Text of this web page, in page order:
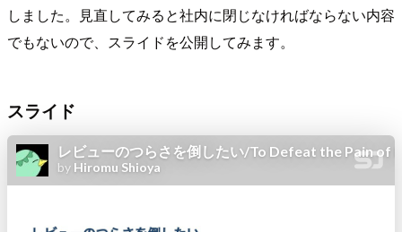
しました。見直してみると社内に閉じなければならない内容
でもないので、スライドを公開してみます。
スライド